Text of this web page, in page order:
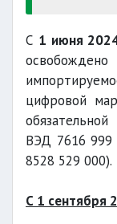
С 1 июня
цифровой
ВЭД 7616 999
8528 529 000).
С 1 сентября